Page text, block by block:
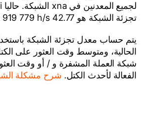
تجزئة الشبكة هو 42.77 GH/s = 42 768 919 779 h/s.
يتم حساب معدل تجزئة الشبكة
الحالية، ومتوسط وقت العثور على
شبكة العملة المشفرة و / أو وقت
الفعالة لأحدث الكتل. شرح مشكلة